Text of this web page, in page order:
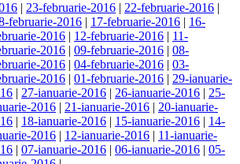
| 23-februarie-2016 | 22-februarie-2016 |
februarie-2016 | 17-februarie-2016 | 16-
2016 | 12-februarie-2016 | 11-
2016 | 09-februarie-2016 | 08-
2016 | 04-februarie-2016 | 03-
2016 | 01-februarie-2016 | 29-ianuarie-
| 27-ianuarie-2016 | 26-ianuarie-2016 | 25-
2016 | 21-ianuarie-2016 | 20-ianuarie-
| 18-ianuarie-2016 | 15-ianuarie-2016 | 14-
2016 | 12-ianuarie-2016 | 11-ianuarie-
| 07-ianuarie-2016 | 06-ianuarie-2016 | 05-